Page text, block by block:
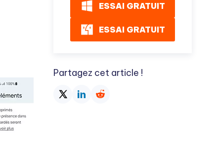
ESSAI GRATUIT
ESSAI GRATUIT
Partagez cet article !